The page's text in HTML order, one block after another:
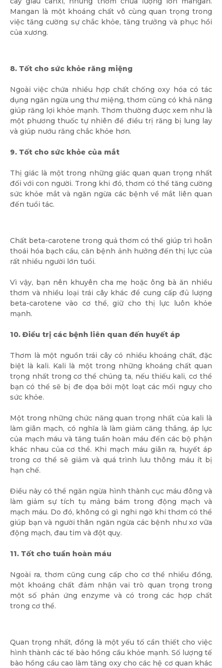
Mangan là một khoáng chất vô cùng quan trọng trong
việc tăng cường sự chắc khỏe, tăng trưởng và phục hồi
của xương.
8. Tốt cho sức khỏe răng miệng
Ngoài việc chứa nhiều hợp chất chống oxy hóa có tác
dụng ngăn ngừa ung thư miệng, thơm cũng có khả năng
giúp răng lợi khỏe mạnh. Thơm thường được xem như là
một phương thuốc tự nhiên để điều trị răng bị lung lay
và giúp nướu răng chắc khỏe hơn.
9. Tốt cho sức khỏe của mắt
Thị giác là một trong những giác quan quan trọng nhất
đối với con người. Trong khi đó, thơm có thể tăng cường
sức khỏe mắt và ngăn ngừa các bệnh về mắt liên quan
đến tuổi tác.
Chất beta-carotene trong quả thơm có thể giúp trì hoãn
thoái hóa bạch cầu, căn bệnh ảnh hưởng đến thị lực của
rất nhiều người lớn tuổi.
Vì vậy, bạn nên khuyên cha mẹ hoặc ông bà ăn nhiều
thơm và nhiều loại trái cây khác để cung cấp đủ lượng
beta-carotene vào cơ thể, giữ cho thị lực luôn khỏe
mạnh.
10. Điều trị các bệnh liên quan đến huyết áp
Thơm là một nguồn trái cây có nhiều khoáng chất, đặc
biệt là kali. Kali là một trong những khoáng chất quan
trọng nhất trong cơ thể chúng ta, nếu thiếu kali, cơ thể
bạn có thể sẽ bị đe dọa bởi một loạt các mối nguy cho
sức khỏe.
Một trong những chức năng quan trọng nhất của kali là
làm giãn mạch, có nghĩa là làm giảm căng thẳng, áp lực
của mạch máu và tăng tuần hoàn máu đến các bộ phận
khác nhau của cơ thể. Khi mạch máu giãn ra, huyết áp
trong cơ thể sẽ giảm và quá trình lưu thông máu ít bị
hạn chế.
Điều này có thể ngăn ngừa hình thành cục máu đông và
làm giảm sự tích tụ mảng bám trong động mạch và
mạch máu. Do đó, không có gì nghi ngờ khi thơm có thể
giúp bạn và người thân ngăn ngừa các bệnh như xơ vữa
động mạch, đau tim và đột quỵ.
11. Tốt cho tuần hoàn máu
Ngoài ra, thơm cũng cung cấp cho cơ thể nhiều đồng,
một khoáng chất đảm nhận vai trò quan trọng trong
một số phản ứng enzyme và có trong các hợp chất
trong cơ thể.
Quan trọng nhất, đồng là một yếu tố cần thiết cho việc
hình thành các tế bào hồng cầu khỏe mạnh. Số lượng tế
bào hồng cầu cao làm tăng oxy cho các hệ cơ quan khác